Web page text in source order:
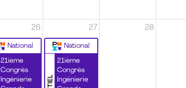
26
National
21ième
Congrès
Ingénierie
27
National
21ième
Congrès
Ingénierie
28